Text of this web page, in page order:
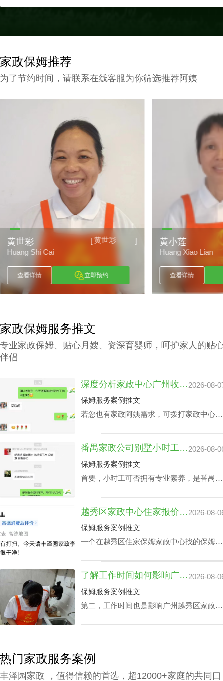
家政保姆推荐
为了节约时间，请联系在线客服为你筛选推荐阿姨
[黄小莲 ]
黄小莲
Huang Xiao Lian
查看详情 立即预约
陶爱明
Tao Ai Ming
查看详情
家政保姆服务推文
专业家政保姆、贴心月嫂、资深育婴师，呵护家人的贴
伴侣
深度分析家政中心广州收费与业务技能专长关系2026-08-
保姆服务案例推文
若您也有家政阿姨需求，可拨打家政中心广
姨。
番禺家政公司别墅小时工收费会因雇主要求而变动？2026-08-
保姆服务案例推文
首要，小时工可否拥有专业素养，是番禺家
孩子做作业等，这类小时工技能与番禺家政
公司别墅小时工收费都是紧密依赖的。
越秀区家政中心住家报价揭晓：影响因素及如何选择最佳服务2026-08-
保姆服务案例推文
一个在越秀区住家保姆家政中心找的保姆对
衣、准备饭菜、洗碗等家庭杂务，还可以抚
恤老人及家长接送，让志存高远的人专心致
志工作，那越秀区家政中心住家报价该如何
了解工作时间如何影响广州越秀区家政中心查询电话价格表及服务质量2026-08-
保姆服务案例推文
第二，工作时间也是影响广州越秀区家政中
性，而这家庭业主需要例常会影响广州越秀
区家政中心查询电话价格表。
热门家政服务案例
丰泽园家政 ，值得信赖的首选，超12000+家庭的共同口